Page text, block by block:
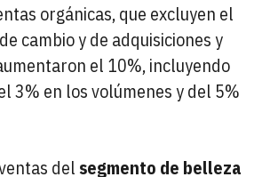
orgánicas, que excluyen el
cambio y de adquisiciones y
el 10%, incluyendo
3% en los volúmenes y del 5%
del segmento de belleza